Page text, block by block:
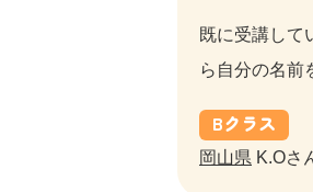
既に受講して
ら自分の名前
Bクラス
岡山県 K.Oさ